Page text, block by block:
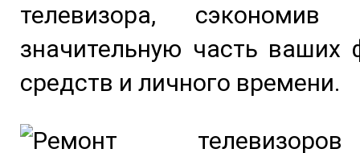
телевизора,
значительную часть ваших
средств и личного времени.
Задать вопрос